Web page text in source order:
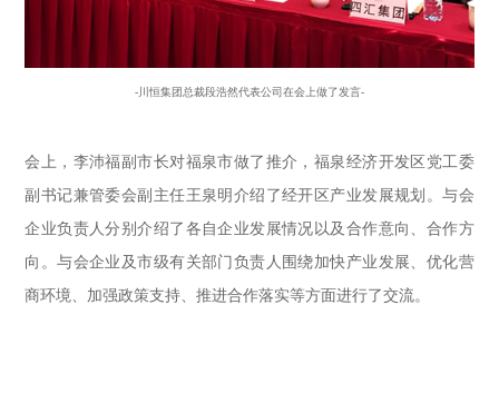
-川恒集团总裁段浩然代表公司在会上做了发言-
会上，李沛福副市长对福泉市做了推介，福泉经济开发区党工委
副书记兼管委会副主任王泉明介绍了经开区产业发展规划。与会
企业负责人分别介绍了各自企业发展情况以及合作意向、合作方
向。与会企业及市级有关部门负责人围绕加快产业发展、优化营
商环境、加强政策支持、推进合作落实等方面进行了交流。